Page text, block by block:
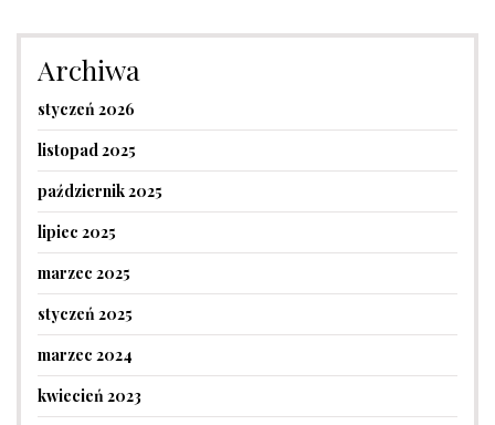
Archiwa
styczeń 2026
listopad 2025
październik 2025
lipiec 2025
marzec 2025
styczeń 2025
marzec 2024
kwiecień 2023